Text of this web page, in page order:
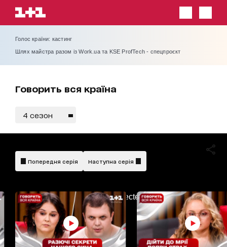
Голос країни: кастинг
Шлях майстра разом із Work.ua та KSE ProfTech - спецпроєкт
Говорить вся країна
4 сезон
AdBlockDetected!
Попередня серія Наступна серія